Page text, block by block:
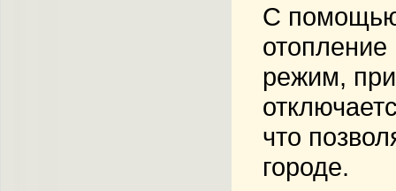
С
режим,
что
городе.